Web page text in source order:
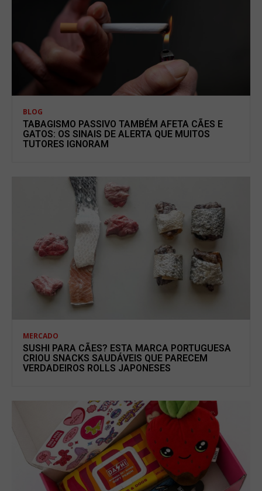
BLOG
TABAGISMO PASSIVO TAMBÉM AFETA CÃES E
GATOS: OS SINAIS DE ALERTA QUE MUITOS
TUTORES IGNORAM
MERCADO
SUSHI PARA CÃES? ESTA MARCA PORTUGUESA
CRIOU SNACKS SAUDÁVEIS QUE PARECEM
VERDADEIROS ROLLS JAPONESES